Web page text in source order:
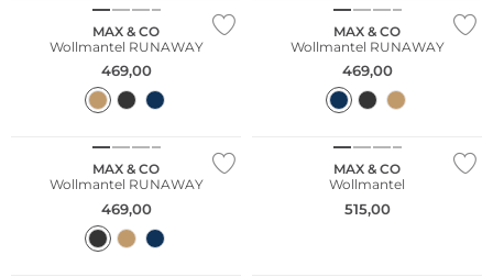
MAX & CO
Wollmantel RUNAWAY
469,00
MAX & CO
Wollmantel RUNAWAY
469,00
MAX & CO
Wollmantel RUNAWAY
469,00
MAX & CO
Wollmantel
515,00